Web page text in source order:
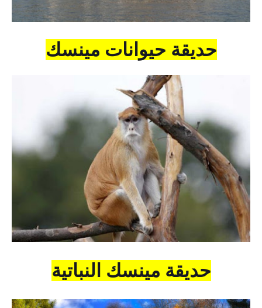
حديقة حيوانات مينسك
حديقة مينسك النباتية